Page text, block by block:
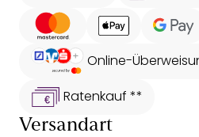
Online-
Ratenkauf **
Versandart